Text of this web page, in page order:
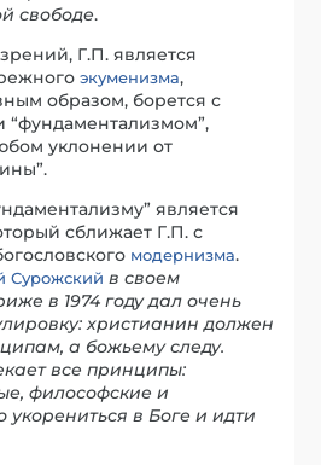
свободе.
Г.П. является
экуменизма,
образом, борется с
“фундаментализмом”,
уклонении от
является
сближает Г.П. с
модернизма.
Сурожский в своем
в 1974 году дал очень
христианин должен
а божьему следу.
все принципы:
философские и
укорениться в Боге и идти